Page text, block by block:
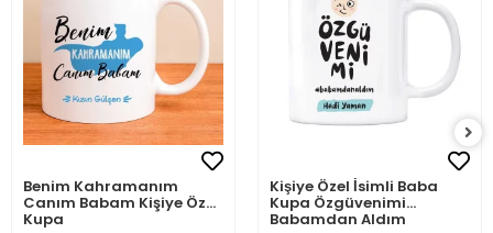
Benim Kahramanım
Canım Babam Kişiye Özel
Kupa
Kişiye Özel İsimli Baba
Kupa Özgüvenimi
Babamdan Aldım